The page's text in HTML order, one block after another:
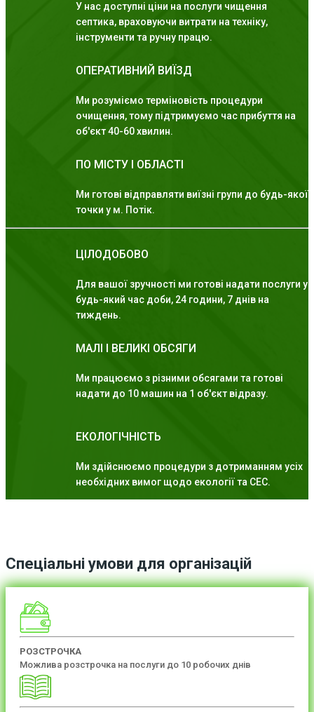
У нас доступні ціни на послуги чищення
септика, враховуючи витрати на техніку,
інструменти та ручну працю.
ОПЕРАТИВНИЙ ВИЇЗД
Ми розуміємо терміновість процедури
очищення, тому підтримуємо час прибуття на
об'єкт 40-60 хвилин.
ПО МІСТУ І ОБЛАСТІ
Ми готові відправляти виїзні групи до будь-якої
точки у м. Потік.
ЦІЛОДОБОВО
Для вашої зручності ми готові надати послуги у
будь-який час доби, 24 години, 7 днів на
тиждень.
МАЛІ І ВЕЛИКІ ОБСЯГИ
Ми працюємо з різними обсягами та готові
надати до 10 машин на 1 об'єкт відразу.
ЕКОЛОГІЧНІСТЬ
Ми здійснюємо процедури з дотриманням усіх
необхідних вимог щодо екології та СЕС.
Спеціальні умови для організацій
РОЗСТРОЧКА
Можлива розстрочка на послуги до 10 робочих днів